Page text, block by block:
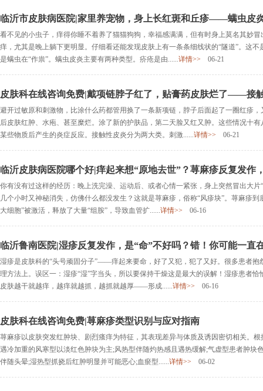
临沂市皮肤病医院|家里养宠物，身上长红斑和丘疹——螨虫皮
看不见的小虫子，痒得你睡不着养了猫猫狗狗，幸福感满满，但有时身上莫名其妙
痒，尤其是晚上躺下更明显。仔细看还能发现皮肤上有一条条细线状的“隧道”。这
是螨虫在“作祟”。螨虫皮炎主要有两种类型。疥疮是由......详情>> 06-21
皮肤科在线咨询免费|戴项链脖子红了，贴膏药皮肤烂了——接
避开过敏原和刺激物，比涂什么药都管用换了一条新项链，脖子后面起了一圈红疹
后皮肤红肿、水疱、甚至糜烂。涂了新的护肤品，第二天脸又红又肿。这些情况十
某些物质后产生的炎症反应。接触性皮炎分为两大类。刺激......详情>> 06-21
临沂皮肤病医院哪个好|痒起来想“原地去世”？荨麻疹反复发作
你有没有过这样的经历：晚上洗完澡、运动后、或者心情一紧张，身上突然冒出大片
几个小时又神秘消失，仿佛什么都没发生？这就是荨麻疹，俗称“风疹块”。荨麻疹
大细胞”被激活，释放了大量“组胺”，导致血管扩......详情>> 06-16
临沂鲁南医院|湿疹反复发作，是“命”不好吗？错！你可能一直
湿疹是皮肤科的“头号顽固分子”——痒起来要命，好了又犯，犯了又好。很多患者抱
理方法上。误区一：湿疹“湿”字当头，所以要保持干燥这是最大的误解！湿疹患者
皮肤越干就越痒，越痒就越抓，越抓就越厚——形成......详情>> 06-16
皮肤科在线咨询免费|荨麻疹类型识别与应对指南
荨麻疹以皮肤突发红肿块、剧烈瘙痒为特征，其表现差异与体质及诱因密切相关。
遇冷加重的风寒型以淡红色肿块为主;风热型伴随灼热感且遇热缓解;气虚型患者肿块
伴随头晕;湿热型抓挠后红肿明显并可能恶心;血瘀型......详情>> 06-02